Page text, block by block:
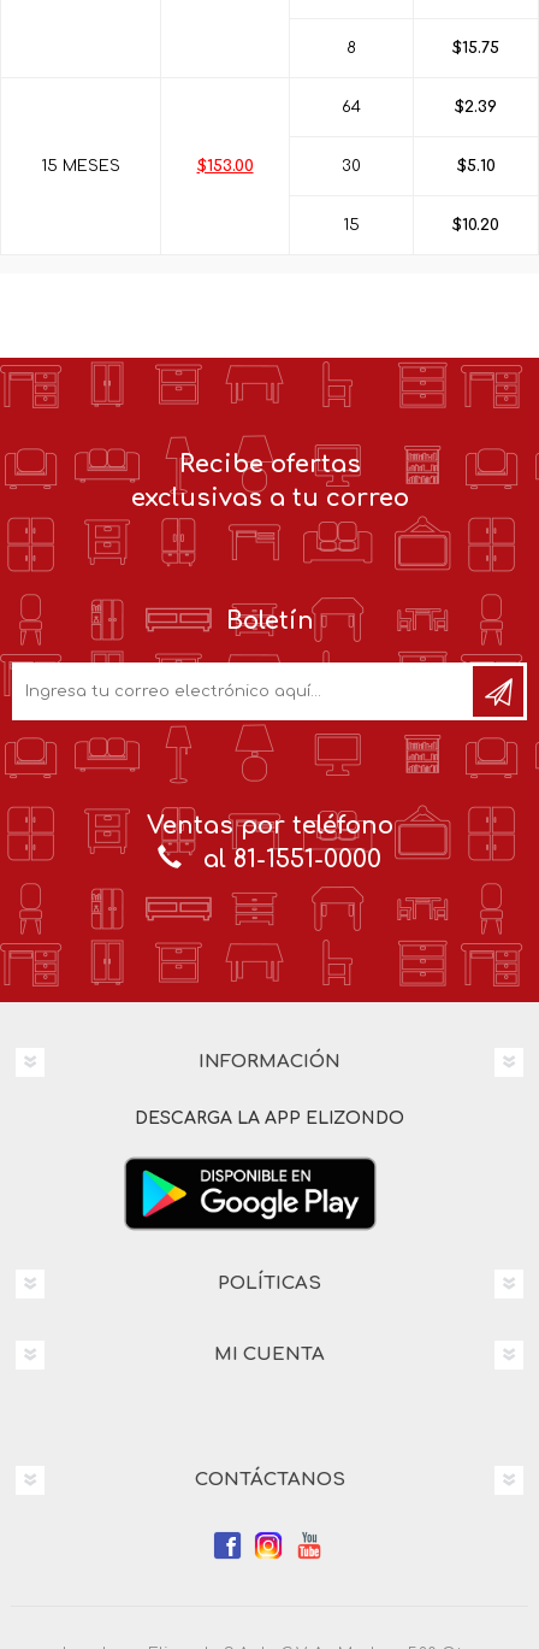
8 $15.75
15 MESES $153.00
64 $2.39
30 $5.10
15 $10.20
Recibe ofertas
exclusivas a tu correo
Boletín
Ventas por teléfono
al 81-1551-0000
INFORMACIÓN
DESCARGA LA APP ELIZONDO
POLÍTICAS
MI CUENTA
CONTÁCTANOS